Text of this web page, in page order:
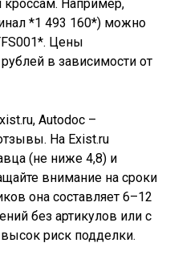
кроссам. Например,
*1 493 160*) можно
Цены
в зависимости от
Autodoc –
На Exist.ru
(не ниже 4,8) и
внимание на сроки
она составляет 6–12
без артикулов или с
риск подделки.